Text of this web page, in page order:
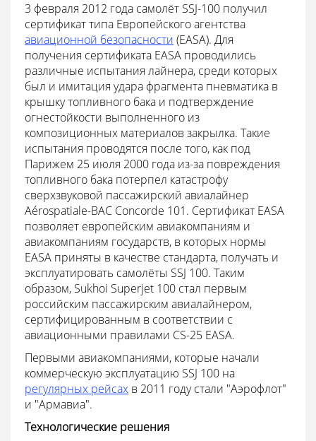
3 февраля 2012 года самолёт SSJ-100 получил
сертификат типа Европейского агентства
авиационной безопасности (EASA). Для
получения сертификата EASA проводились
различные испытания лайнера, среди которых
был и имитация удара фрагмента пневматика в
крышку топливного бака и подтверждение
огнестойкости выполненного из
композиционных материалов закрылка. Такие
испытания проводятся после того, как под
Парижем 25 июля 2000 года из-за повреждения
топливного бака потерпел катастрофу
сверхзвуковой пассажирский авиалайнер
Aérospatiale-BAC Concorde 101. Сертификат EASA
позволяет европейским авиакомпаниям и
авиакомпаниям государств, в которых нормы
EASA приняты в качестве стандарта, получать и
эксплуатировать самолёты SSJ 100. Таким
образом, Sukhoi Superjet 100 стал первым
российским пассажирским авиалайнером,
сертифицированным в соответствии c
авиационными правилами CS-25 EASA.
Первыми авиакомпаниями, которые начали
коммерческую эксплуатацию SSJ 100 на
регулярных рейсах в 2011 году стали "Аэрофлот"
и "Армавиа".
Технологические решения